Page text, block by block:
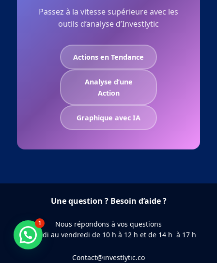
Passez à la vitesse supérieure avec les
outils d’analyse d’Investlytic
Actions en Tendance
Analyse d’une
Action
Graphique avec IA
Une question ? Besoin d’aide ?
Nous répondons à vos questions
du lundi au vendredi de 10 h à 12 h et de 14 h à 17 h
Contact@investlytic.co
Besoin d'aide ?
1